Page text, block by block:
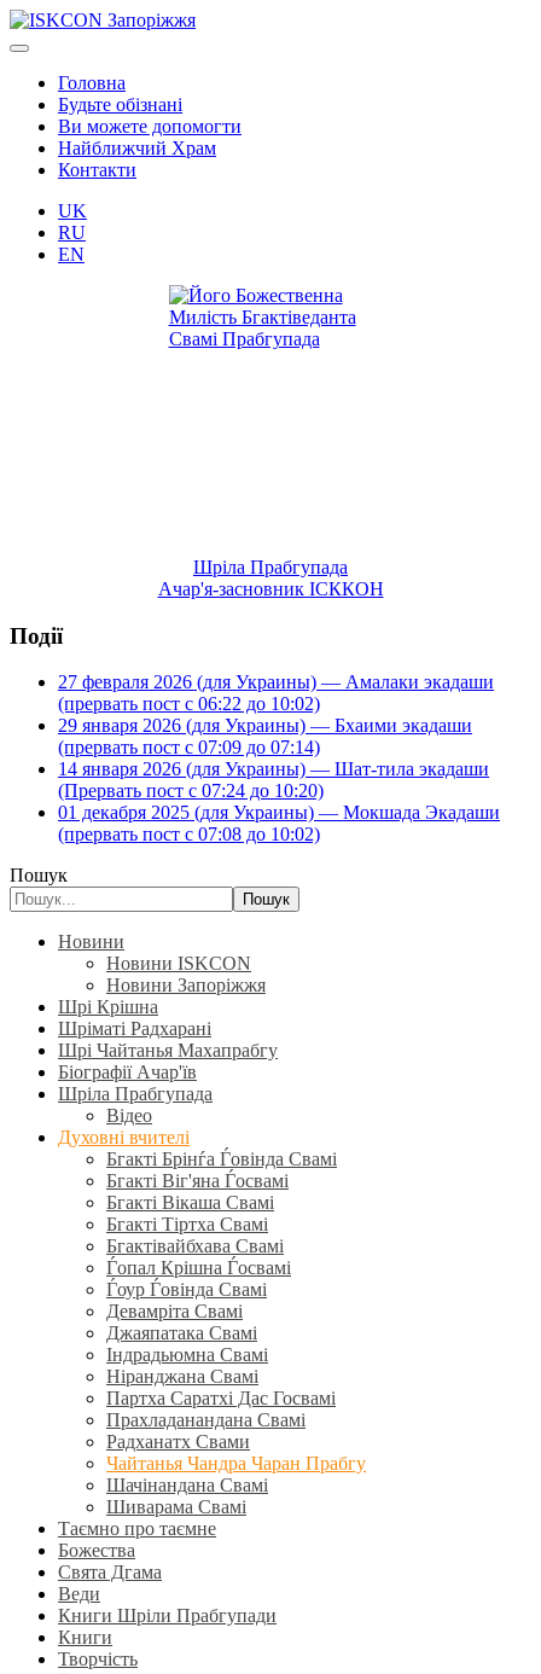
Головна
Будьте обізнані
Ви можете допомогти
Найближчий Храм
Контакти
UK
RU
EN
Шріла Прабгупада
Ачар'я-засновник ІСККОН
Події
27 февраля 2026 (для Украины) — Амалаки экадаши
(прервать пост с 06:22 до 10:02)
29 января 2026 (для Украины) — Бхаими экадаши
(прервать пост с 07:09 до 07:14)
14 января 2026 (для Украины) — Шат-тила экадаши
(Прервать пост с 07:24 до 10:20)
01 декабря 2025 (для Украины) — Мокшада Экадаши
(прервать пост с 07:08 до 10:02)
Пошук
Пошук
Новини
Новини ISKCON
Новини Запоріжжя
Шрі Крішна
Шріматі Радхарані
Шрі Чайтанья Махапрабгу
Біографії Ачар'їв
Шріла Прабгупада
Відео
Духовні вчителі
Бгакті Брінѓа Ѓовінда Свамі
Бгакті Віг'яна Ѓосвамі
Бгакті Вікаша Свамі
Бгакті Тіртха Свамі
Бгактівайбхава Свамі
Ѓопал Крішна Ѓосвамі
Ѓоур Ѓовінда Свамі
Девамріта Свамі
Джаяпатака Свамі
Індрадьюмна Свамі
Ніранджана Свамі
Партха Саратхі Дас Госвамі
Прахладанандана Свамі
Радханатх Свами
Чайтанья Чандра Чаран Прабгу
Шачінандана Свамі
Шиварама Свамі
Таємно про таємне
Божества
Свята Дгама
Веди
Книги Шріли Прабгупади
Книги
Творчість